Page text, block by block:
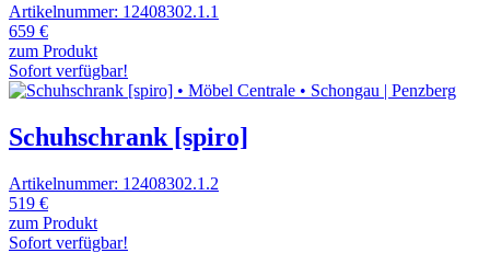
Artikelnummer: 12408302.1.1
659 €
zum Produkt
Sofort verfügbar!
Schuhschrank [spiro]
Artikelnummer: 12408302.1.2
519 €
zum Produkt
Sofort verfügbar!